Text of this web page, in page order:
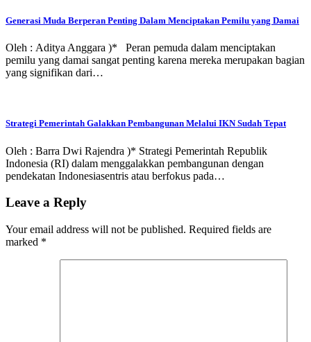
Generasi Muda Berperan Penting Dalam Menciptakan Pemilu yang Damai
Oleh : Aditya Anggara )* Peran pemuda dalam menciptakan
pemilu yang damai sangat penting karena mereka merupakan bagian
yang signifikan dari…
Strategi Pemerintah Galakkan Pembangunan Melalui IKN Sudah Tepat
Oleh : Barra Dwi Rajendra )* Strategi Pemerintah Republik
Indonesia (RI) dalam menggalakkan pembangunan dengan
pendekatan Indonesiasentris atau berfokus pada…
Leave a Reply
Your email address will not be published. Required fields are
marked *